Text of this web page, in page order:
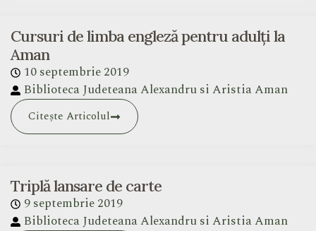
Cursuri de limba engleză pentru adulți la
Aman
10 septembrie 2019
Biblioteca Judeteana Alexandru si Aristia Aman
Citește Articolul
Triplă lansare de carte
9 septembrie 2019
Biblioteca Judeteana Alexandru si Aristia Aman